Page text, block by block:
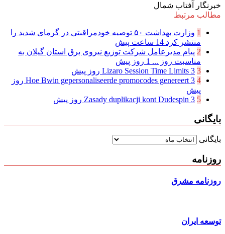
خبرنگار آفتاب شمال
مطالب مرتبط
1
وزارت بهداشت ۵۰ توصیه خودمراقبتی در گرمای شدید را
منتشر کرد 14 ساعت پیش
2 پیام مدیرعامل شركت توزیع نیروی برق استان گیلان به
مناسبت روز ... 1 روز پیش
3
Lizaro Session Time Limits 3 روز پیش
4
Hoe Bwin gepersonaliseerde promocodes genereert 3 روز
پیش
5
Zasady duplikacji kont Dudespin 3 روز پیش
بایگانی
بایگانی
روزنامه
روزنامه مشرق
توسعه ایران